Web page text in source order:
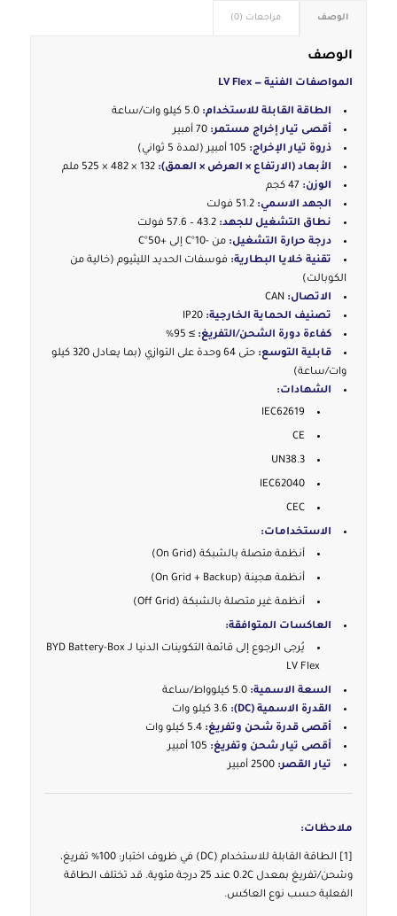
الوصف مراجعات (0)
الوصف
المواصفات الفنية — LV Flex
الطاقة القابلة للاستخدام:
أقصى تيار إخراج مستمر:
ذروة تيار الإخراج:
الأبعاد (الارتفاع × العرض × العمق):
الوزن:
الجهد الاسمي:
نطاق التشغيل للجهد:
درجة حرارة التشغيل: من -10°C إلى +50°C
تقنية خلايا البطارية: فوسفات الحديد الليثيوم (خالية من
الكوبالت)
الاتصال:
تصنيف الحماية الخارجية:
كفاءة دورة الشحن/التفريغ: ≥ 95%
قابلية التوسع:
حتى 64 وحدة على التوازي (بما يعادل 320 كيلو
وات/ساعة)
الشهادات:
IEC62619
CE
UN38.3
IEC62040
CEC
الاستخدامات:
أنظمة متصلة بالشبكة (On Grid)
أنظمة هجينة (On Grid + Backup)
أنظمة غير متصلة بالشبكة (Off Grid)
العاكسات المتوافقة:
يُرجى الرجوع إلى قائمة التكوينات الدنيا لـ BYD Battery-Box
LV Flex
السعة الاسمية:
القدرة الاسمية (DC):
أقصى قدرة شحن وتفريغ:
أقصى تيار شحن وتفريغ:
تيار القصر:
ملاحظات:
[1] الطاقة القابلة للاستخدام (DC) في ظروف اختبار: 100% تفريغ،
وشحن/تفريغ بمعدل 0.2C عند 25 درجة مئوية. قد تختلف الطاقة
الفعلية حسب نوع العاكس.